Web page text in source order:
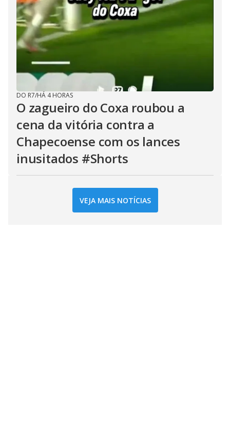
DO R7/HÁ 4 HORAS
O zagueiro do Coxa roubou a
cena da vitória contra a
Chapecoense com os lances
inusitados #Shorts
VEJA MAIS NOTÍCIAS